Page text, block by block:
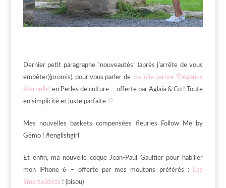
Dernier petit paragraphe “nouveautés” (après j’arrête de vous
embêter)(promis), pour vous parler de ma jolie parure ‘Élégance
éternelle’ en Perles de culture – offerte par Aglaia & Co ! Toute
en simplicité et juste parfaite ♡
Mes nouvelles baskets compensées fleuries Follow Me by
Gémo ! #englishgirl
Et enfin, ma nouvelle coque Jean-Paul Gaultier pour habiller
mon iPhone 6 – offerte par mes moutons préférés :
Les
Smartaddicts ! (bisou)